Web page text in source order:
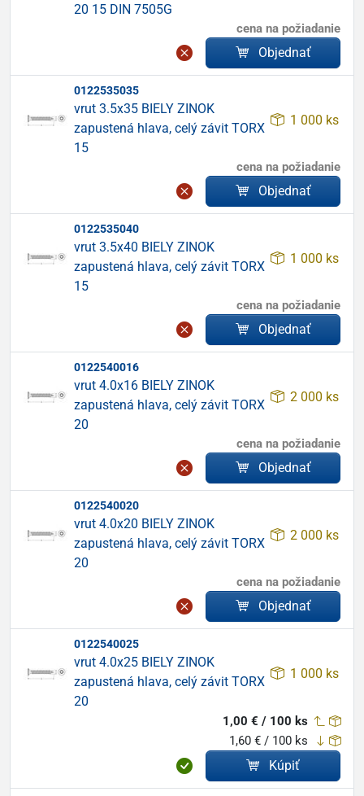
20 15 DIN 7505G
cena na požiadanie
Objednať
0122535035
vrut 3.5x35 BIELY ZINOK
zapustená hlava, celý závit TORX
15
1 000 ks
cena na požiadanie
Objednať
0122535040
vrut 3.5x40 BIELY ZINOK
zapustená hlava, celý závit TORX
15
1 000 ks
cena na požiadanie
Objednať
0122540016
vrut 4.0x16 BIELY ZINOK
zapustená hlava, celý závit TORX
20
2 000 ks
cena na požiadanie
Objednať
0122540020
vrut 4.0x20 BIELY ZINOK
zapustená hlava, celý závit TORX
20
2 000 ks
cena na požiadanie
Objednať
0122540025
vrut 4.0x25 BIELY ZINOK
zapustená hlava, celý závit TORX
20
1 000 ks
1,00 € / 100 ks
1,60 € / 100 ks
Kúpiť